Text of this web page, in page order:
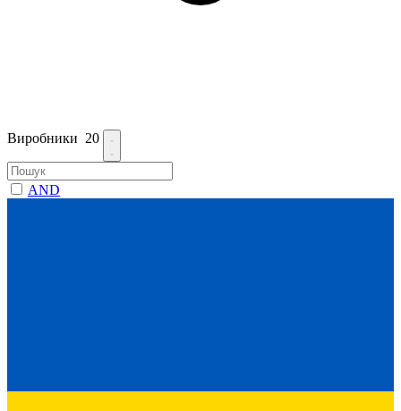
Виробники 20
AND